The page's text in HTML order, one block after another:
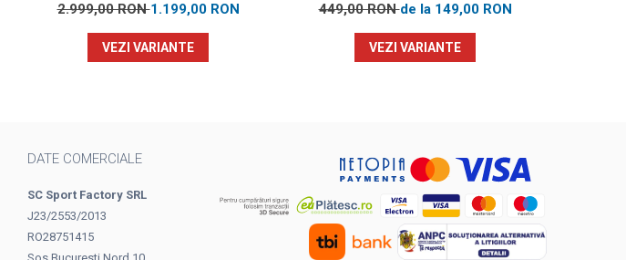
2.999,00 RON1.199,00 RON
VEZI VARIANTE
449,00 RONde la 149,00 RON
VEZI VARIANTE
DATE COMERCIALE
SC Sport Factory SRL
J23/2553/2013
RO28751415